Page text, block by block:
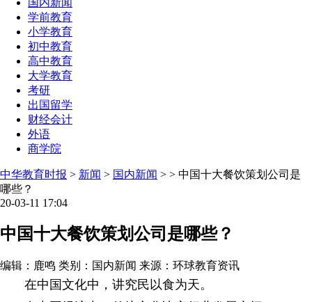
学前教育
小学教育
初中教育
高中教育
大学教育
考研
出国留学
财经会计
外语
商学院
中华教育时报 > 新闻 > 国内新闻 > > 中国十大餐饮策划公司是
哪些？
20-03-11 17:04
中国十大餐饮策划公司是哪些？
编辑：鹿鸣 类别：国内新闻 来源：环球教育资讯
在中国文化中，讲究民以食为天。